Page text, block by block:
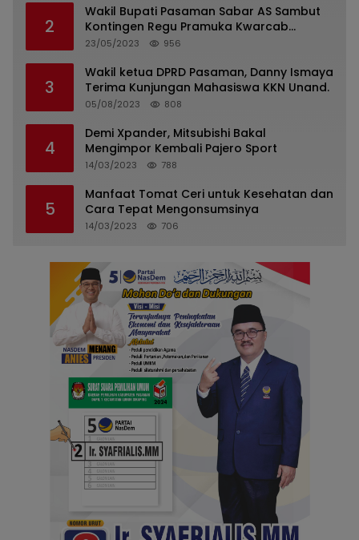
2
Wakil Bupati Pasaman Sabar AS Sambut
Kontingen Regu Pramuka Kwarcab
Pasaman
23/05/2023 956
3
Wakil ketua DPRD Pasaman, Danny Ismaya
Terima Kunjungan Mahasiswa KKN Unand.
05/08/2023 808
4
Demi Xpander, Mitsubishi Bakal
Mengimpor Kembali Pajero Sport
14/03/2023 788
5
Manfaat Tomat Ceri untuk Kesehatan dan
Cara Tepat Mengonsumsinya
14/03/2023 706